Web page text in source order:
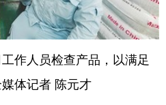
人员检查产品，以满足
体记者 陈元才